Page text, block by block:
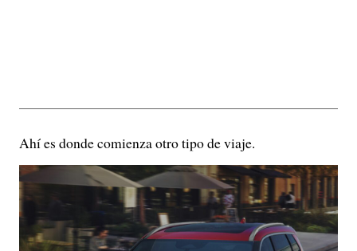
Ahí es donde comienza otro tipo de viaje.